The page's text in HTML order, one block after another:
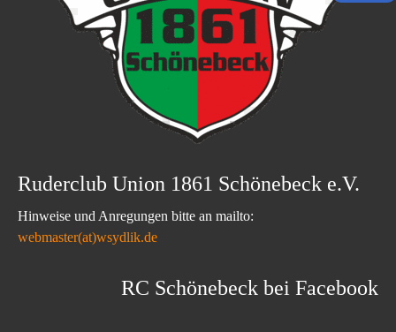
Ruderclub Union 1861 Schönebeck e.V.
Hinweise und Anregungen bitte an mailto:
webmaster(at)wsydlik.de
RC Schönebeck bei Facebook